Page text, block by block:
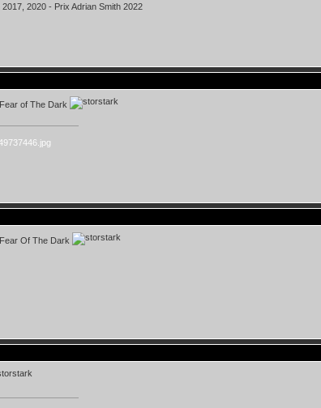
2020 - Prix Adrian Smith 2022
of The Dark
Of The Dark